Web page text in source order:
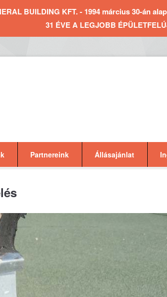
BUILDING KFT. - 1994 március 30-án
31 ÉVE A LEGJOBB
Partnereink Állásajánlat